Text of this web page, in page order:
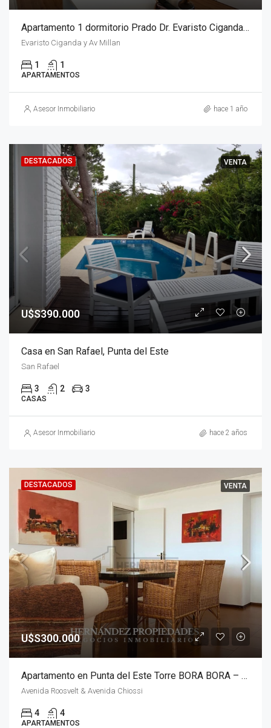
Apartamento 1 dormitorio Prado Dr. Evaristo Ciganda y Av. Millan CON RENTA
Evaristo Ciganda y Av Millan
1 1
APARTAMENTOS
Asesor Inmobiliario hace 1 año
DESTACADOS VENTA
U$S390.000
Casa en San Rafael, Punta del Este
San Rafael
3 2 3
CASAS
Asesor Inmobiliario hace 2 años
DESTACADOS VENTA
U$S300.000
Apartamento en Punta del Este Torre BORA BORA – PISO ALTO
Avenida Roosvelt & Avenida Chiossi
4 4
APARTAMENTOS